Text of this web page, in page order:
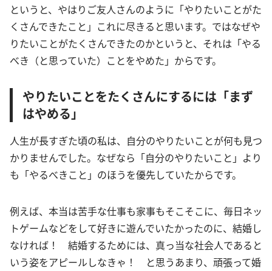
というと、やはりご友人さんのように「やりたいことがた
くさんできたこと」これに尽きると思います。ではなぜや
りたいことがたくさんできたのかというと、それは「やる
べき（と思っていた）ことをやめた」からです。
やりたいことをたくさんにするには「まず
はやめる」
人生が長すぎた頃の私は、自分のやりたいことが何も見つ
かりませんでした。なぜなら「自分のやりたいこと」より
も「やるべきこと」のほうを優先していたからです。
例えば、本当は苦手な仕事も家事もそこそこに、毎日ネッ
トゲームなどをして好きに遊んでいたかったのに、結婚し
なければ！ 結婚するためには、真っ当な社会人であると
いう姿をアピールしなきゃ！ と思うあまり、頑張って婚